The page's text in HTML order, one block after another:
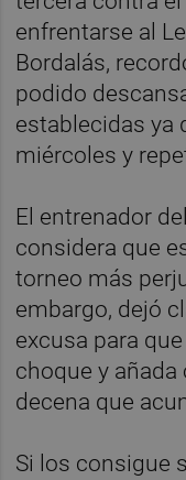
enfrentarse al
Bordalás,
podido
establecidas ya
miércoles y
El entrenador
considera que
torneo más
embargo, dejó
excusa para
choque y
decena que
Si los consigue